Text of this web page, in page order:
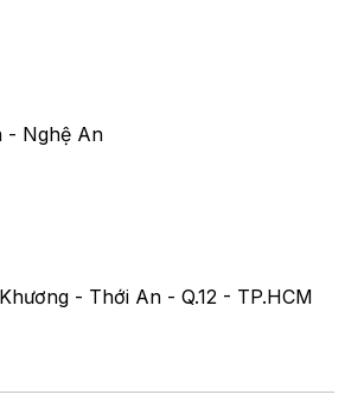
- Nghệ An
- Thới An - Q.12 - TP.HCM